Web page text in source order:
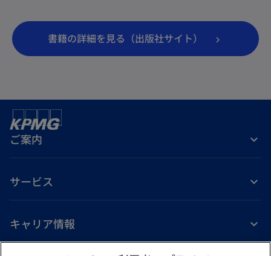
書籍の詳細を見る（出版社サイト）
し
ブ
く
ご案内
サービス
キャリア情報
新